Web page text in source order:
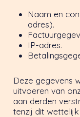
Naam en
adres).
IP-adres.
Deze gegevens
uitvoeren van
aan derden
tenzij dit wettelijk